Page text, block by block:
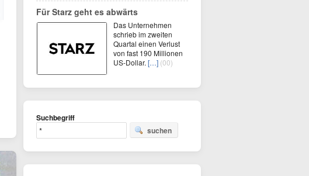
Für Starz geht es abwärts
Das Unternehmen
schrieb im zweiten
Quartal einen Verlust
von fast 190 Millionen
US-Dollar. […] (00)
Suchbegriff
suchen